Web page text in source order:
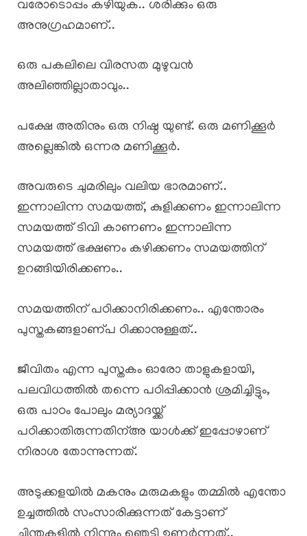
വരോടൊപ്പം കഴിയുക.. ശരിക്കും ഒരു
അനുഗ്രഹമാണ്..
ഒരു പകലിലെ വിരസത മുഴുവൻ
അലിഞ്ഞില്ലാതാവും..
പക്ഷേ അതിനും ഒരു നിഷ്ഠ യുണ്ട്‌. ഒരു മണിക്കൂർ
അല്ലെങ്കിൽ ഒന്നര മണിക്കൂർ.
അവരുടെ ചുമരിലും വലിയ ഭാരമാണ്..
ഇന്നാലിന്ന സമയത്ത്, കുളിക്കണം ഇന്നാലിന്ന
സമയത്ത് ടിവി കാണണം ഇന്നാലിന്ന
സമയത്ത് ഭക്ഷണം കഴിക്കണം സമയത്തിന്
ഉറങ്ങിയിരിക്കണം..
സമയത്തിന് പഠിക്കാനിരിക്കണം.. എന്തോരം
പുസ്തകങ്ങളാണ്പ ഠിക്കാനുള്ളത്..
ജീവിതം എന്ന പുസ്തകം ഓരോ താളുകളായി,
പലവിധത്തിൽ തന്നെ പഠിപ്പിക്കാൻ ശ്രമിച്ചിട്ടും,
ഒരു പാഠം പോലും മര്യാദയ്ക്ക്
പഠിക്കാതിരുന്നതിന്അ യാൾക്ക് ഇപ്പോഴാണ്
നിരാശ തോന്നുന്നത്.
അടുക്കളയിൽ മകനും മരുമകളും തമ്മിൽ എന്തോ
ഉച്ചത്തിൽ സംസാരിക്കുന്നത് കേട്ടാണ്